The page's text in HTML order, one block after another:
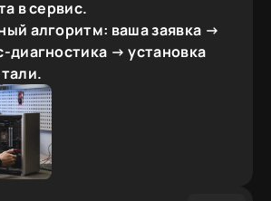
в сервис.
алгоритм: ваша заявка →
диагностика → установка